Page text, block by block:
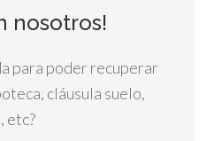
nosotros!
para poder recuperar
cláusula suelo,
etc?